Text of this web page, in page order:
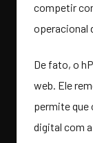
competir
operacional
De fato, o
web. Ele
permite que
digital com